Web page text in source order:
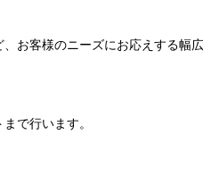
お客様のニーズにお応えする幅広
で行います。